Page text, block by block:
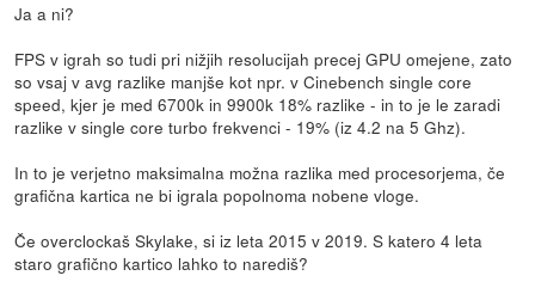
Ja a ni?
FPS v igrah so tudi pri nižjih resolucijah precej GPU omejene, zato
so vsaj v avg razlike manjše kot npr. v Cinebench single core
speed, kjer je med 6700k in 9900k 18% razlike - in to je le zaradi
razlike v single core turbo frekvenci - 19% (iz 4.2 na 5 Ghz).
In to je verjetno maksimalna možna razlika med procesorjema, če
grafična kartica ne bi igrala popolnoma nobene vloge.
Če overclockaš Skylake, si iz leta 2015 v 2019. S katero 4 leta
staro grafično kartico lahko to narediš?